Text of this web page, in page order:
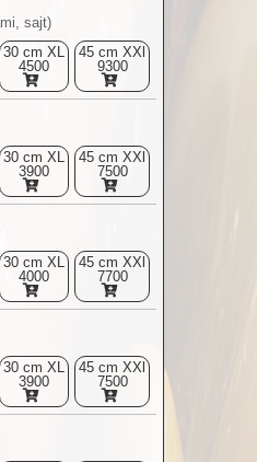
sajt)
30 cm XL
4500
45 cm XXl
9300
30 cm XL
3900
45 cm XXl
7500
30 cm XL
4000
45 cm XXl
7700
30 cm XL
3900
45 cm XXl
7500